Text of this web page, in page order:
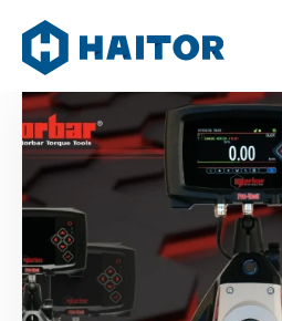
content
AJANKOHTAISTA